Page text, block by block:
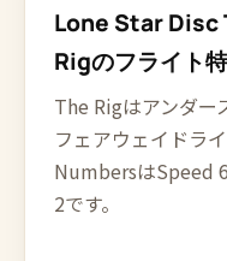
Lone Star Disc
Rigのフライト
The Rigはアンダー
フェアウェイドラ
NumbersはSpeed
2です。